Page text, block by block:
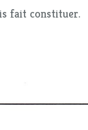
fait constituer.